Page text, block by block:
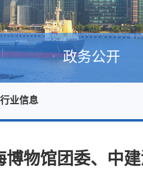
政务公开
行业信息
博物馆团委、中